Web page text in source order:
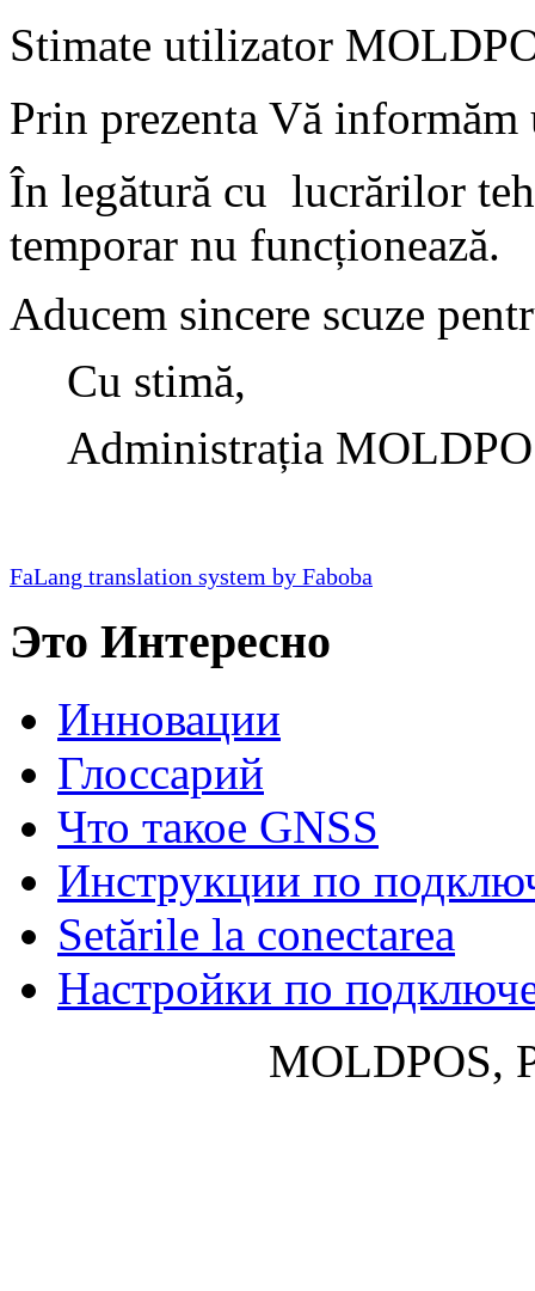
Stimate utilizator
Prin prezenta Vă informăm
În legătură cu lucrărilor
temporar nu funcționează.
Aducem sincere scuze
Cu stimă,
Administrația
FaLang translation system by Faboba
Это Интересно
Инновации
Глосcарий
Что такое GNSS
Инструкции по
Setările la conectarea
Настройки по
MOLDPOS,